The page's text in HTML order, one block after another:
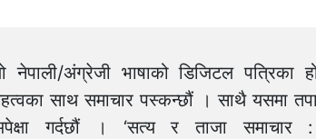
नेपाली/अंग्रेजी भाषाको डिजिटल पत्रिका
साथ समाचार पस्कन्छौं । साथै यसमा
गर्दछौं । ‘सत्य र ताजा